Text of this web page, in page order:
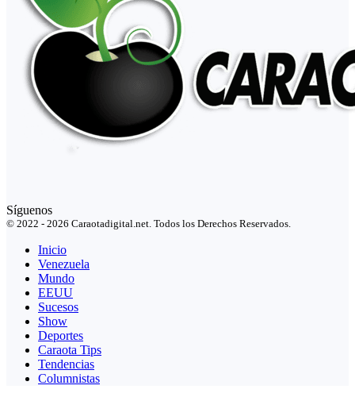
Síguenos
© 2022 - 2026 Caraotadigital.net. Todos los Derechos Reservados.
Inicio
Venezuela
Mundo
EEUU
Sucesos
Show
Deportes
Caraota Tips
Tendencias
Columnistas